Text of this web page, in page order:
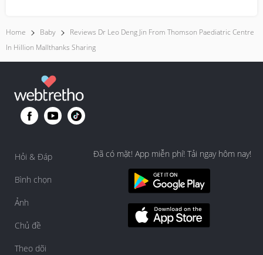
Home Baby
Reviews Dr Leo Deng Jin From Thomson Paediatric Centre
In Hillion Mallthanks Sharing
Hỏi & Đáp
Bình chọn
Ảnh
Chủ đề
Theo dõi
Đã có mặt! App miễn phí! Tải ngay hôm nay!